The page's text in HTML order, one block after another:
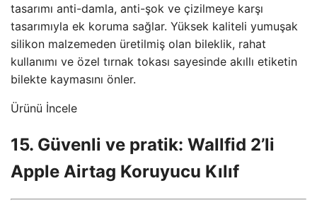
tasarımı anti-damla, anti-şok ve çizilmeye karşı
tasarımıyla ek koruma sağlar. Yüksek kaliteli yumuşak
silikon malzemeden üretilmiş olan bileklik, rahat
kullanımı ve özel tırnak tokası sayesinde akıllı etiketin
bilekte kaymasını önler.
Ürünü İncele
15. Güvenli ve pratik: Wallfid 2’li
Apple Airtag Koruyucu Kılıf